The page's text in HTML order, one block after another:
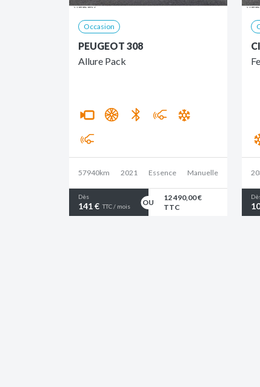
Occasion
PEUGEOT 308
Allure Pack
57940km 2021 Essence Manuelle
Dès
141 € TTC / mois
12 490,00 €
TTC